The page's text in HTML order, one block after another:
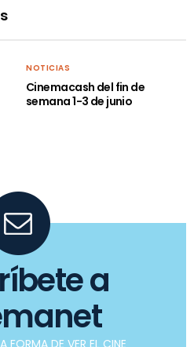
NOTICIAS
Cinemacash del fin de
semana 1-3 de junio
a
FORMA DE VER EL CINE